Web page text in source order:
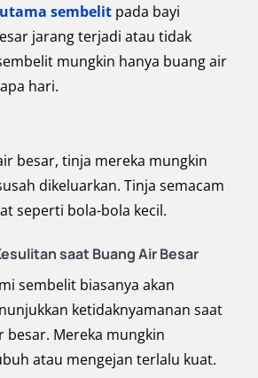
sembelit pada bayi
jarang terjadi atau tidak
mungkin hanya buang air
hari.
besar, tinja mereka mungkin
dikeluarkan. Tinja semacam
seperti bola-bola kecil.
saat Buang Air Besar
sembelit biasanya akan
ketidaknyamanan saat
besar. Mereka mungkin
atau mengejan terlalu kuat.